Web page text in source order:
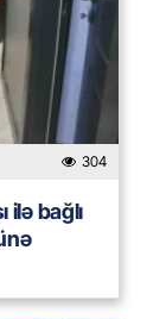
304
ilə bağlı